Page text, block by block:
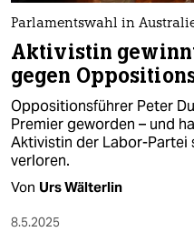
Parlamentswahl in
Aktivistin
gegen
Oppositionsführer Peter
Premier geworden – und
Aktivistin der Labor-Partei
verloren.
Von Urs Wälterlin
8.5.2025